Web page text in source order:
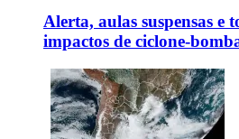
Alerta, aulas suspensas e
impactos de ciclone-